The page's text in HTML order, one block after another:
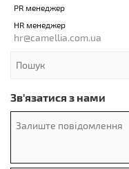
PR менеджер
HR менеджер
hr@camellia.com.ua
Зв'язатися з нами